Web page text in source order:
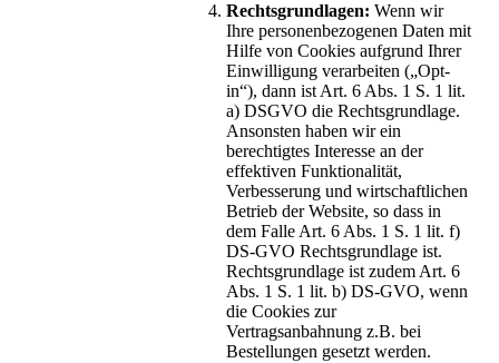
Rechtsgrundlagen: Wenn wir
Ihre personenbezogenen Daten mit
Hilfe von Cookies aufgrund Ihrer
Einwilligung verarbeiten („Opt-
in“), dann ist Art. 6 Abs. 1 S. 1 lit.
a) DSGVO die Rechtsgrundlage.
Ansonsten haben wir ein
berechtigtes Interesse an der
effektiven Funktionalität,
Verbesserung und wirtschaftlichen
Betrieb der Website, so dass in
dem Falle Art. 6 Abs. 1 S. 1 lit. f)
DS-GVO Rechtsgrundlage ist.
Rechtsgrundlage ist zudem Art. 6
Abs. 1 S. 1 lit. b) DS-GVO, wenn
die Cookies zur
Vertragsanbahnung z.B. bei
Bestellungen gesetzt werden.